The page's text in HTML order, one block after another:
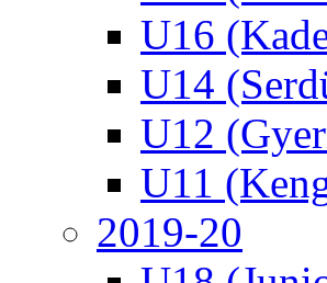
U16
U14
U12
U11
2019-20